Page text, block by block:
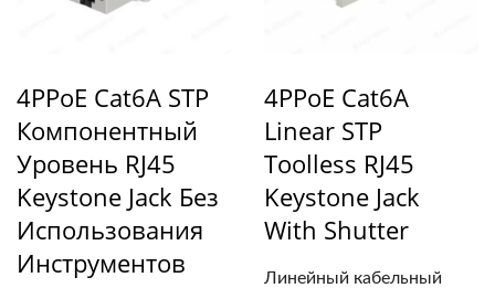
4PPoE Cat6A STP
Компонентный
Уровень RJ45
Keystone Jack Без
Использования
Инструментов
4PPoE Cat6A
Linear STP
Toolless RJ45
Keystone Jack
With Shutter
Линейный кабельный